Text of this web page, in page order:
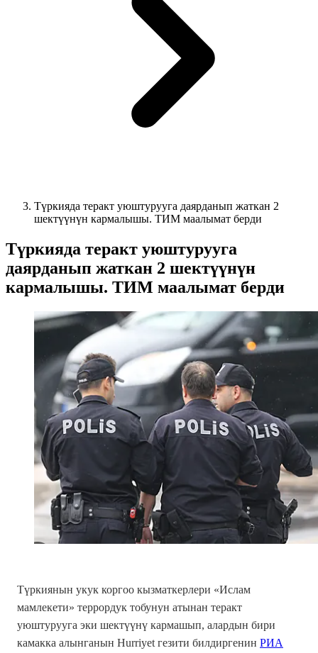
Түркияда теракт уюштурууга даярданып жаткан 2
шектүүнүн кармалышы. ТИМ маалымат берди
Түркияда теракт уюштурууга
даярданып жаткан 2 шектүүнүн
кармалышы. ТИМ маалымат берди
Түркиянын укук коргоо кызматкерлери «Ислам
мамлекети» террордук тобунун атынан теракт
уюштурууга эки шектүүнү кармашып, алардын бири
камакка алынганын Hurriyet гезити билдиргенин РИА